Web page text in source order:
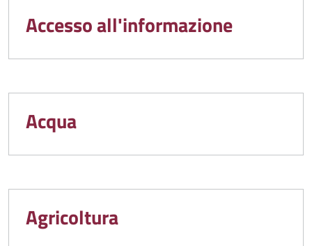
Accesso all'informazione
Acqua
Agricoltura